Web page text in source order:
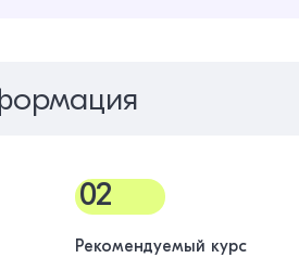
02
Рекомендуемый курс